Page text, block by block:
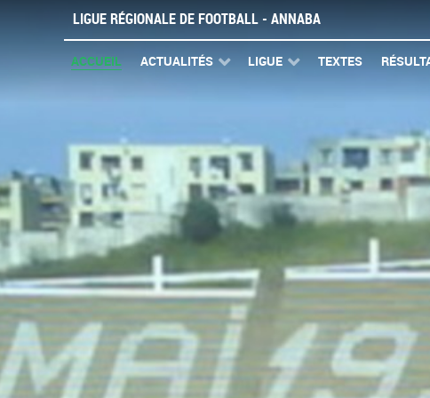
LIGUE RÉGIONALE DE FOOTBALL - ANNABA
ACCUEIL ACTUALITÉS LIGUE TEXTES